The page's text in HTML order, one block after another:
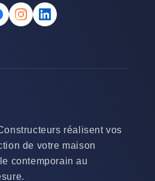
réalisent vos
de votre maison
contemporain au